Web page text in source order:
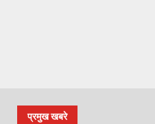
प्रमुख खबरे